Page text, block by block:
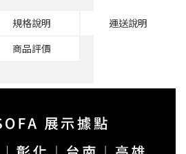
規格說明
運送說明
商品評價